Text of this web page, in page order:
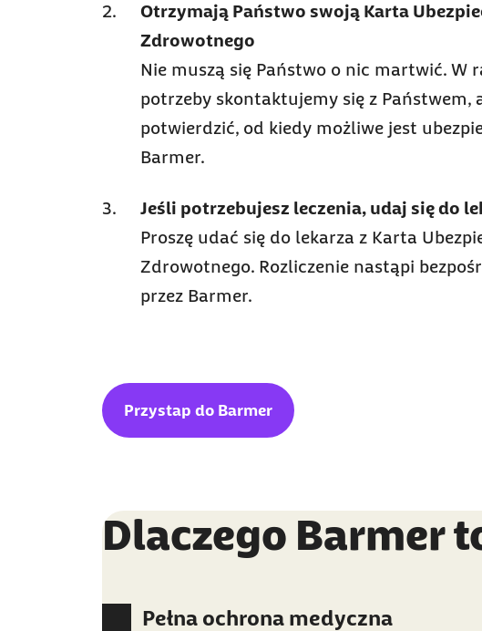
Otrzymają Państwo swoją Karta
Zdrowotnego
Nie muszą się Państwo o nic martwić. W
potrzeby skontaktujemy się z Państwem,
potwierdzić, od kiedy możliwe jest
Barmer.
Jeśli potrzebujesz leczenia, udaj się do
Proszę udać się do lekarza z Karta
Zdrowotnego. Rozliczenie nastąpi
przez Barmer.
Przystap do Barmer
Dlaczego Barmer
Pełna ochrona medyczna